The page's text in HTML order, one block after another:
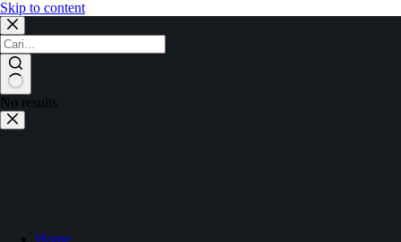
Skip to content
No results
Home